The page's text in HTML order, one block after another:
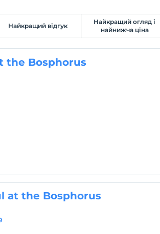
Найкращий відгук
Найкращий огляд і
найнижча ціна
the Bosphorus
at the Bosphorus